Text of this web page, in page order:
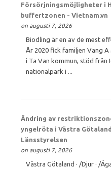
Försörjningsmöjligheter i
buffertzonen - Vietnam.vn
on augusti 7, 2026
Biodling är en av de mest
År 2020 fick familjen Vang A
i Ta Van kommun, stöd från
nationalpark i ...
Ändring av
yngelröta i Västra
Länsstyrelsen
on augusti 7, 2026
Västra Götaland · /Djur · /